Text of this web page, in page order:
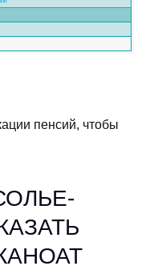
пенсий, чтобы